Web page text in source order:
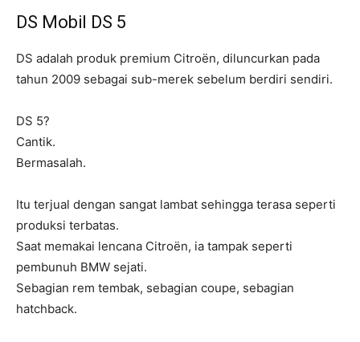
DS Mobil DS 5
DS adalah produk premium Citroën, diluncurkan pada
tahun 2009 sebagai sub-merek sebelum berdiri sendiri.
DS 5?
Cantik.
Bermasalah.
Itu terjual dengan sangat lambat sehingga terasa seperti
produksi terbatas.
Saat memakai lencana Citroën, ia tampak seperti
pembunuh BMW sejati.
Sebagian rem tembak, sebagian coupe, sebagian
hatchback.